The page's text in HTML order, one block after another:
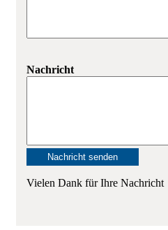
Nachricht
Vielen Dank für Ihre Nachricht